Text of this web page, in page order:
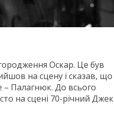
Оскар. Це був
на сцену і сказав, що
– Палагнюк. До всього
на сцені 70-річний Джек